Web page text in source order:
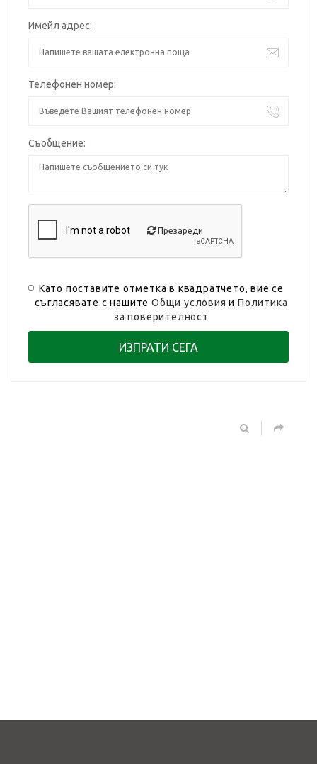
Имейл адрес:
Телефонен номер:
Съобщение:
Презареди
Като поставите отметка в квадратчето, вие се
съгласявате с нашитеОбщи условия иПолитика
за поверителност